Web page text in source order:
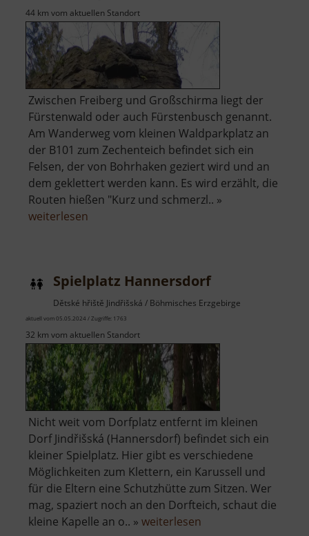
44 km vom aktuellen Standort
Zwischen Freiberg und Großschirma liegt der
Fürstenwald oder auch Fürstenbusch genannt.
Am Wanderweg vom kleinen Waldparkplatz an
der B101 zum Zechenteich befindet sich ein
Felsen, der von Bohrhaken geziert wird und an
dem geklettert werden kann. Es wird erzählt, die
Routen hießen "Kurz und schmerzl.. »
weiterlesen
Spielplatz Hannersdorf
Dětské hřiště Jindřišská / Böhmisches Erzgebirge
aktuell vom 05.05.2024 / Zugriffe: 1763
32 km vom aktuellen Standort
Nicht weit vom Dorfplatz entfernt im kleinen
Dorf Jindřišská (Hannersdorf) befindet sich ein
kleiner Spielplatz. Hier gibt es verschiedene
Möglichkeiten zum Klettern, ein Karussell und
für die Eltern eine Schutzhütte zum Sitzen. Wer
mag, spaziert noch an den Dorfteich, schaut die
kleine Kapelle an o.. » weiterlesen